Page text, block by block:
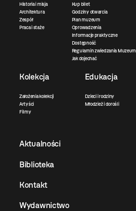
Historia i misja
Architektura
Zespół
Praca i staże
Kup bilet
Godziny otwarcia
Plan muzeum
Oprowadzenia
Informacje praktyczne
Dostępność
Regulamin zwiedzania Muzeum
Jak dojechać
Kolekcja
Założenia kolekcji
Artyści
Filmy
Edukacja
Dzieci i rodziny
Młodzież i dorośli
Aktualności
Biblioteka
Kontakt
Wydawnictwo